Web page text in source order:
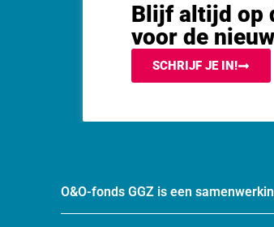
Blijf altijd op
voor de
SCHRIJF JE IN!
O&O-fonds GGZ is een